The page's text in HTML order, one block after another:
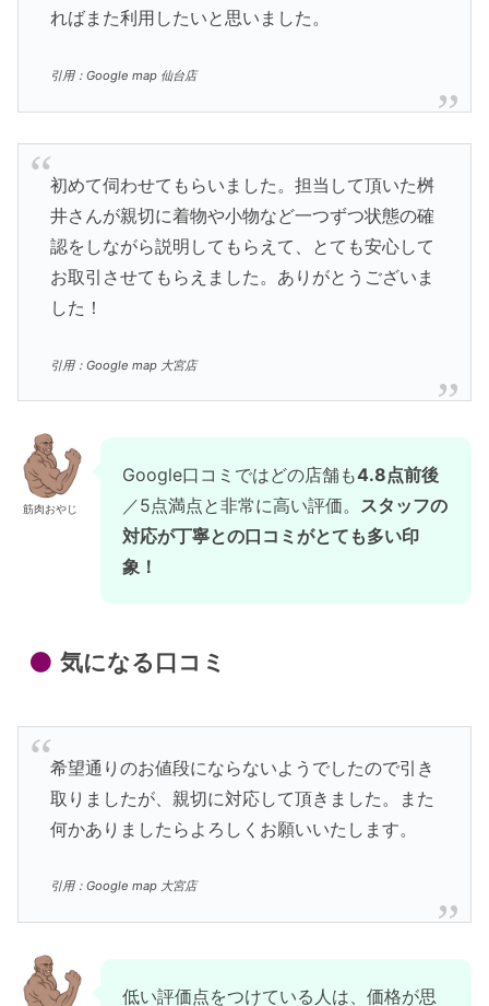
ればまた利用したいと思いました。
引用：Google map 仙台店
初めて伺わせてもらいました。担当して頂いた桝
井さんが親切に着物や小物など一つずつ状態の確
認をしながら説明してもらえて、とても安心して
お取引させてもらえました。ありがとうございま
した！
引用：Google map 大宮店
筋肉おやじ
Google口コミではどの店舗も4.8点前後
／5点満点と非常に高い評価。 スタッフの
対応が丁寧との口コミがとても多い印
象！
気になる口コミ
希望通りのお値段にならないようでしたので引き
取りましたが、親切に対応して頂きました。また
何かありましたらよろしくお願いいたします。
引用：Google map 大宮店
低い評価点をつけている人は、価格が思